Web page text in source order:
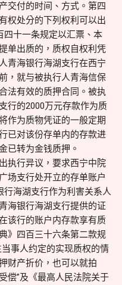
交付的时间、方式。第四
权处分的下列权利可以出
四十一条规定以汇票、本
单出质的，质权自权利凭
青海银行海湖支行在西宁
，就与被执行人青海信保
法有效的质押合同。被执
行的2000万元存款作为质
作为质物凭证的一般定期
已对该份存单内的存款进
已转为金钱质押。
执行异议，要求西宁中院
场支行处开立的存单账户
行海湖支行作为利害关系人
海银行海湖支行提供的证
该行的账户内存款享有质
》四百三十六条第二款规
事人约定的实现质权的情
财产折价，也可以就拍
偿”及《最高人民法院关于